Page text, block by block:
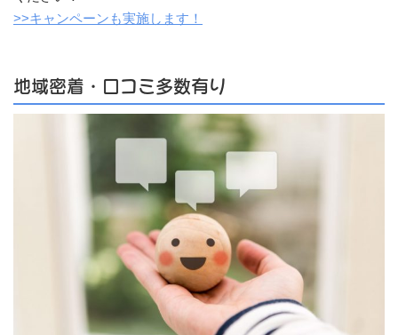
>>キャンペーンも実施します！
地域密着・口コミ多数有り